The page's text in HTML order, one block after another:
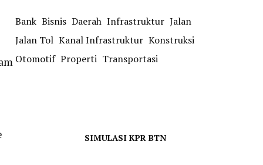
Bank Bisnis Daerah Infrastruktur Jalan
Jalan Tol Kanal Infrastruktur Konstruksi
Otomotif Properti Transportasi
SIMULASI KPR BTN